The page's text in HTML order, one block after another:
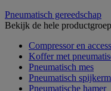
Pneumatisch gereedschap
Bekijk de hele productgroep
Compressor en
Koffer met
Pneumatisch mes
Pneumatisch
Pneumatische hamer